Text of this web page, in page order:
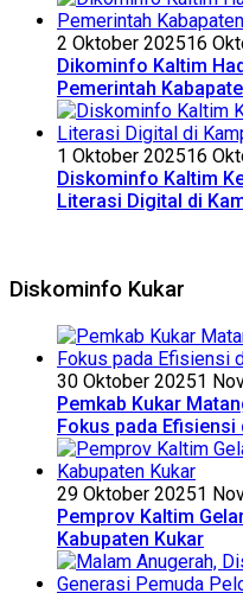
2 Oktober 202516
Dikominfo Kaltim
Pemerintah
1 Oktober 202516
Diskominfo Kaltim
Literasi Digital di
Diskominfo Kukar
30 Oktober 20251
Pemkab Kukar
Fokus pada
29 Oktober 20251
Pemprov Kaltim
Kabupaten Kukar